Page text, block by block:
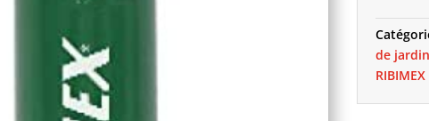
de
RIBIMEX